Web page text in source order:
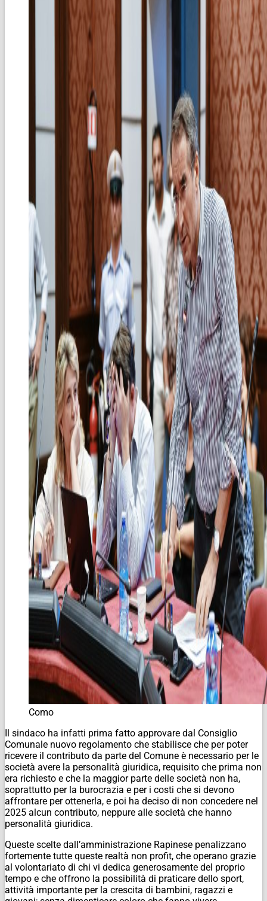
Como
Il sindaco ha infatti prima fatto approvare dal Consiglio
Comunale nuovo regolamento che stabilisce che per poter
ricevere il contributo da parte del Comune è necessario per le
società avere la personalità giuridica, requisito che prima non
era richiesto e che la maggior parte delle società non ha,
soprattutto per la burocrazia e per i costi che si devono
affrontare per ottenerla, e poi ha deciso di non concedere nel
2025 alcun contributo, neppure alle società che hanno
personalità giuridica.
Queste scelte dall’amministrazione Rapinese penalizzano
fortemente tutte queste realtà non profit, che operano grazie
al volontariato di chi vi dedica generosamente del proprio
tempo e che offrono la possibilità di praticare dello sport,
attività importante per la crescita di bambini, ragazzi e